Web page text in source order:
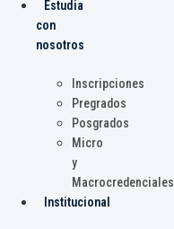
Estudia
con
nosotros
Inscripciones
Pregrados
Posgrados
Micro
y
Macrocredenciales
Institucional